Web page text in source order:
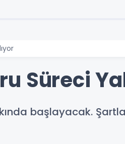
Süreci
başlayacak.